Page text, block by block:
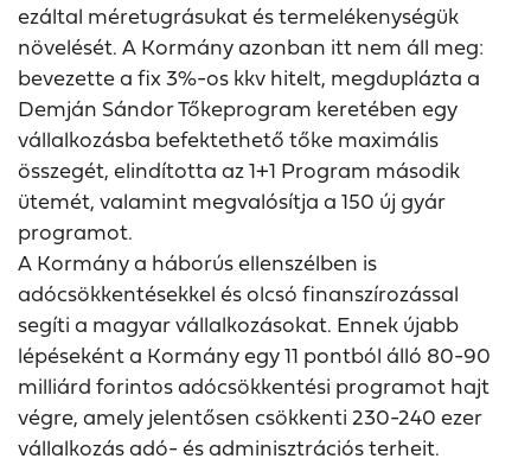
ezáltal méretugrásukat és termelékenységük
növelését. A Kormány azonban itt nem áll meg:
bevezette a fix 3%-os kkv hitelt, megduplázta a
Demján Sándor Tőkeprogram keretében egy
vállalkozásba befektethető tőke maximális
összegét, elindította az 1+1 Program második
ütemét, valamint megvalósítja a 150 új gyár
programot.
A Kormány a háborús ellenszélben is
adócsökkentésekkel és olcsó finanszírozással
segíti a magyar vállalkozásokat. Ennek újabb
lépéseként a Kormány egy 11 pontból álló 80-90
milliárd forintos adócsökkentési programot hajt
végre, amely jelentősen csökkenti 230-240 ezer
vállalkozás adó- és adminisztrációs terheit.